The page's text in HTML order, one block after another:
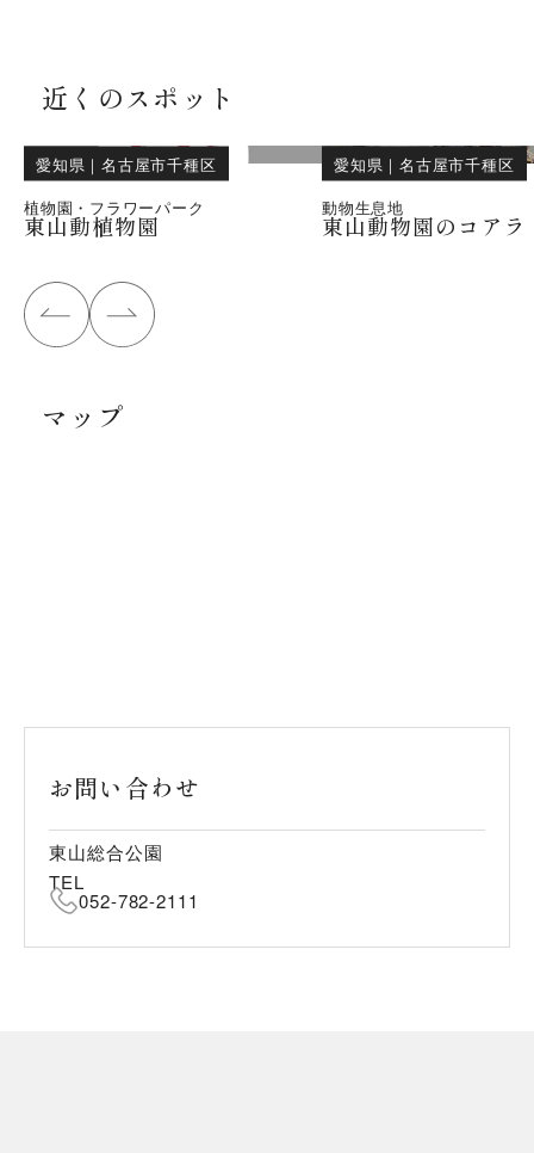
近くのスポット
愛知県 ｜名古屋市千種区
植物園・フラワーパーク
東山動植物園
愛知県 ｜名古屋市千種区
動物生息地
東山動物園のコアラ
マップ
お問い合わせ
東山総合公園
TEL
052-782-2111